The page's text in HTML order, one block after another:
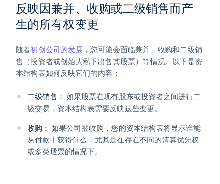
反映因兼并、收购或二级销售而产
生的所有权变更
随着初创公司的发展 ，您可能会面临兼并、收购和二级销
售（投资者或创始人私下出售其股票）等情况。以下是资
本结构表如何反映它们的内容：
二级销售： 如果股票在现有股东或投资者之间进行二
级交易，资本结构表需要反映这些变更。
收购： 如果公司被收购，您的资本结构表将显示谁能
从付款中获得什么，尤其是在存在不同的清算优先权
或多类股票的情况下。